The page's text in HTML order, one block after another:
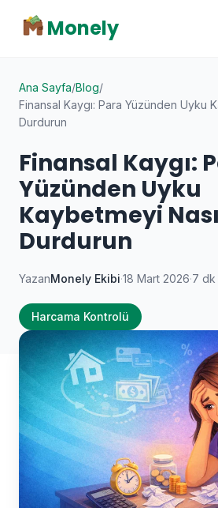
Monely
Ana Sayfa/Blog/
Finansal Kaygı: Para Yüzünden Uyku
Durdurun
Finansal Kaygı:
Yüzünden Uyku
Kaybetmeyi
Durdurun
YazanMonely Ekibi·18 Mart 2026·7 dk
Harcama Kontrolü